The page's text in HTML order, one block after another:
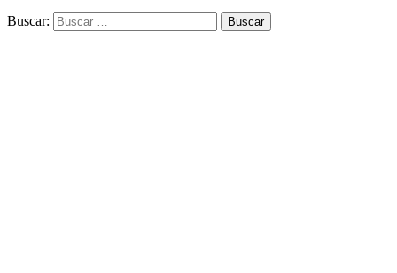
Buscar: